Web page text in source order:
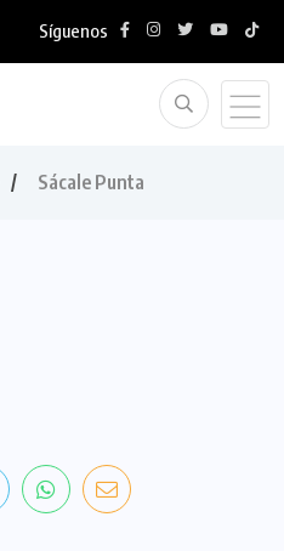
Síguenos
Sácale Punta